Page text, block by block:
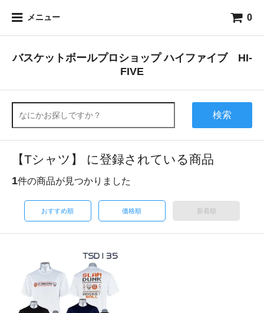
メニュー 0
バスケットボールプロショップ ハイファイブ HI-
FIVE
検索
【Tシャツ】 に登録されている商品
1件の商品が見つかりました
おすすめ順 価格順 新着順